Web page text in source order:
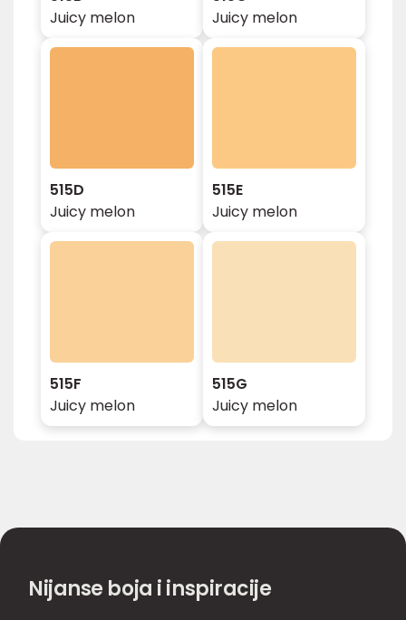
Juicy melon
Juicy melon
515D
Juicy melon
515E
Juicy melon
515F
Juicy melon
515G
Juicy melon
Nijanse boja i inspiracije